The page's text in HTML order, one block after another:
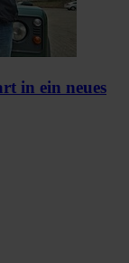
in ein neues